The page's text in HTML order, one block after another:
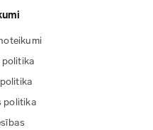
politika
politika